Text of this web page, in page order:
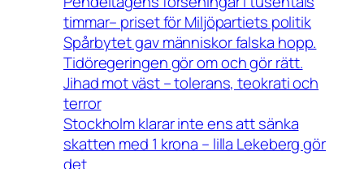
timmar– priset för Miljöpartiets politik
Spårbytet gav människor falska hopp.
Tidöregeringen gör om och gör rätt.
Jihad mot väst – tolerans, teokrati och
terror
Stockholm klarar inte ens att sänka
skatten med 1 krona – lilla Lekeberg gör
det